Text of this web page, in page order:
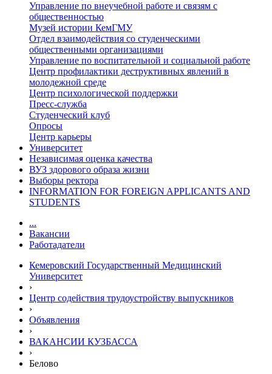
Управление по внеучебной работе и связям с
общественностью
Музей истории КемГМУ
Отдел взаимодействия со студенческими
общественными организациями
Управление по воспитательной и социальной работе
Центр профилактики деструктивных явлений в
молодежной среде
Центр психологической поддержки
Пресс-служба
Студенческий клуб
Опросы
Центр карьеры
Университет
Независимая оценка качества
ВУЗ здорового образа жизни
Выборы ректора
INFORMATION FOR FOREIGN APPLICANTS AND
STUDENTS
...
Вакансии
Работадатели
Кемеровский Государственный Медицинский
Университет
›
Центр содействия трудоустройству выпускников
›
Объявления
›
ВАКАНСИИ КУЗБАССА
›
Белово